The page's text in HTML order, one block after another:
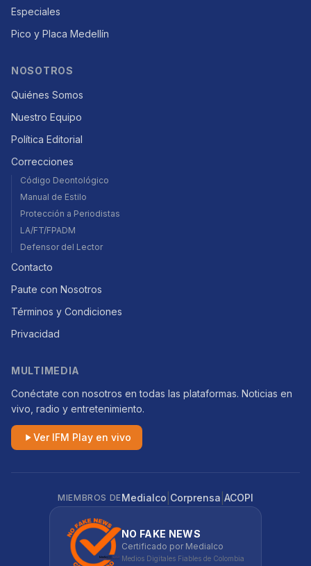
Especiales
Pico y Placa Medellín
NOSOTROS
Quiénes Somos
Nuestro Equipo
Política Editorial
Correcciones
Código Deontológico
Manual de Estilo
Protección a Periodistas
LA/FT/FPADM
Defensor del Lector
Contacto
Paute con Nosotros
Términos y Condiciones
Privacidad
MULTIMEDIA
Conéctate con nosotros en todas las plataformas. Noticias en
vivo, radio y entretenimiento.
Ver IFM Play en vivo
MIEMBROS DEMedialco Corprensa ACOPI
NO FAKE NEWS
Certificado por Medialco
Medios Digitales Fiables de Colombia